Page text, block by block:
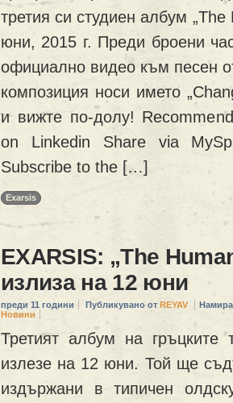
третия си студиен албум
юни, 2015 г. Преди броени
официално видео към песен
композиция носи името
и вижте по-долу!
on Linkedin Share via
Subscribe to the […]
Exarsis
EXARSIS: „The
излиза на 12 юни
преди 11 години Публикувано от REYAV
Новини
Третият албум на
излезе на 12 юни. Той ще
издържани в типичен